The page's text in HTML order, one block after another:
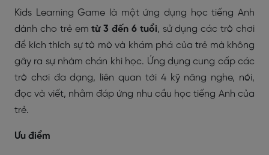
Kids Learning Game là một ứng dụng học tiếng Anh
dành cho trẻ emtừ 3 đến 6 tuổi, sử dụng các trò chơi
để kích thích sự tò mò và khám phá của trẻ mà không
gây ra sự nhàm chán khi học. Ứng dụng cung cấp các
trò chơi đa dạng, liên quan tới 4 kỹ năng nghe, nói,
đọc và viết, nhằm đáp ứng nhu cầu học tiếng Anh của
trẻ.
Ưu điểm